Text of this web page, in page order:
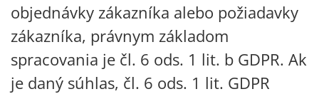
objednávky zákazníka alebo požiadavky
zákazníka, právnym základom
spracovania je čl. 6 ods. 1 lit. b GDPR. Ak
je daný súhlas, čl. 6 ods. 1 lit. GDPR